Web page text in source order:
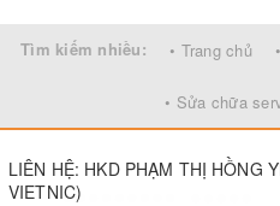
Tìm kiếm nhiều: • Trang chủ
• Sửa chữa
LIÊN HỆ: HKD PHẠM THỊ HỒNG
VIETNIC)